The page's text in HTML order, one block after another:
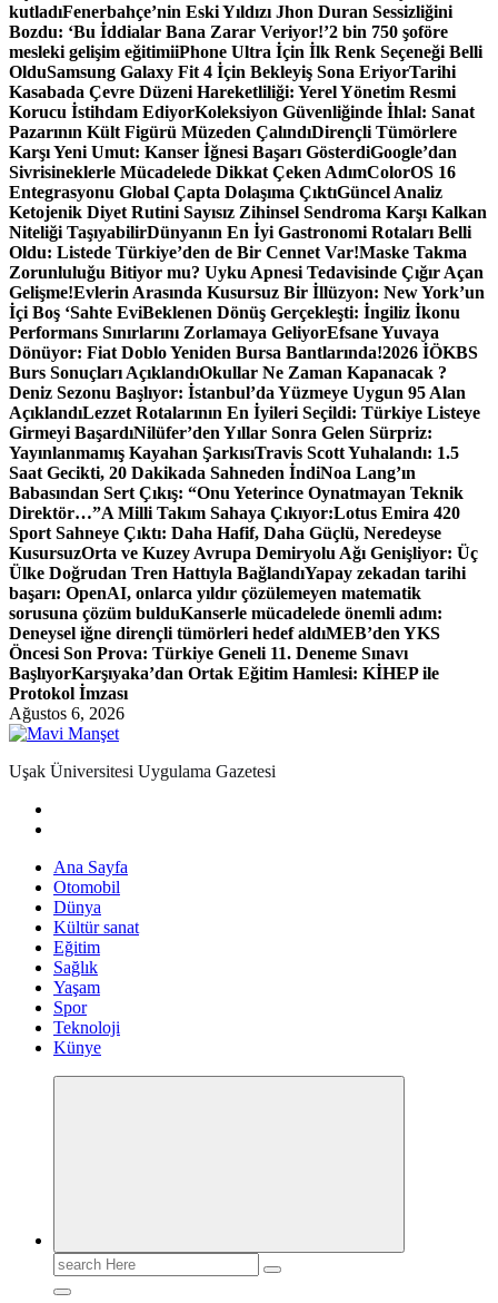
kutladıFenerbahçe’nin Eski Yıldızı Jhon Duran Sessizliğini
Bozdu: ‘Bu İddialar Bana Zarar Veriyor!’2 bin 750 şoföre
mesleki gelişim eğitimiiPhone Ultra İçin İlk Renk Seçeneği Belli
OlduSamsung Galaxy Fit 4 İçin Bekleyiş Sona EriyorTarihi
Kasabada Çevre Düzeni Hareketliliği: Yerel Yönetim Resmi
Korucu İstihdam EdiyorKoleksiyon Güvenliğinde İhlal: Sanat
Pazarının Kült Figürü Müzeden ÇalındıDirençli Tümörlere
Karşı Yeni Umut: Kanser İğnesi Başarı GösterdiGoogle’dan
Sivrisineklerle Mücadelede Dikkat Çeken AdımColorOS 16
Entegrasyonu Global Çapta Dolaşıma ÇıktıGüncel Analiz
Ketojenik Diyet Rutini Sayısız Zihinsel Sendroma Karşı Kalkan
Niteliği TaşıyabilirDünyanın En İyi Gastronomi Rotaları Belli
Oldu: Listede Türkiye’den de Bir Cennet Var!Maske Takma
Zorunluluğu Bitiyor mu? Uyku Apnesi Tedavisinde Çığır Açan
Gelişme!Evlerin Arasında Kusursuz Bir İllüzyon: New York’un
İçi Boş ‘Sahte EviBeklenen Dönüş Gerçekleşti: İngiliz İkonu
Performans Sınırlarını Zorlamaya GeliyorEfsane Yuvaya
Dönüyor: Fiat Doblo Yeniden Bursa Bantlarında!2026 İÖKBS
Burs Sonuçları AçıklandıOkullar Ne Zaman Kapanacak ?
Deniz Sezonu Başlıyor: İstanbul’da Yüzmeye Uygun 95 Alan
AçıklandıLezzet Rotalarının En İyileri Seçildi: Türkiye Listeye
Girmeyi BaşardıNilüfer’den Yıllar Sonra Gelen Sürpriz:
Yayınlanmamış Kayahan ŞarkısıTravis Scott Yuhalandı: 1.5
Saat Gecikti, 20 Dakikada Sahneden İndiNoa Lang’ın
Babasından Sert Çıkış: “Onu Yeterince Oynatmayan Teknik
Direktör…”A Milli Takım Sahaya Çıkıyor:Lotus Emira 420
Sport Sahneye Çıktı: Daha Hafif, Daha Güçlü, Neredeyse
KusursuzOrta ve Kuzey Avrupa Demiryolu Ağı Genişliyor: Üç
Ülke Doğrudan Tren Hattıyla BağlandıYapay zekadan tarihi
başarı: OpenAI, onlarca yıldır çözülemeyen matematik
sorusuna çözüm bulduKanserle mücadelede önemli adım:
Deneysel iğne dirençli tümörleri hedef aldıMEB’den YKS
Öncesi Son Prova: Türkiye Geneli 11. Deneme Sınavı
BaşlıyorKarşıyaka’dan Ortak Eğitim Hamlesi: KİHEP ile
Protokol İmzası
Ağustos 6, 2026
Uşak Üniversitesi Uygulama Gazetesi
Ana Sayfa
Otomobil
Dünya
Kültür sanat
Eğitim
Sağlık
Yaşam
Spor
Teknoloji
Künye
Search
for: